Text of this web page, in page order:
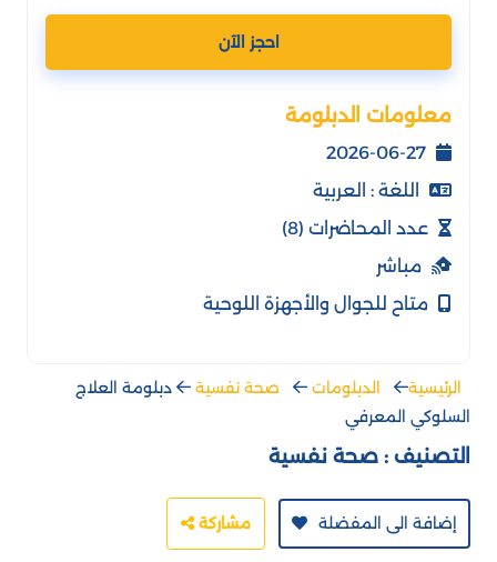
الرئيسية الدبلومات صحة نفسية
دبلومة العلاج
السلوكي المعرفي
التصنيف : صحة نفسية
إضافة الى المفضلة مشاركة
احجز الآن
معلومات الدبلومة
اللغة : العربية
عدد المحاضرات (8)
مباشر
متاح للجوال والأجهزة اللوحية